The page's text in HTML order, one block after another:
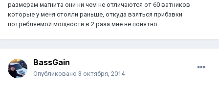
размерам магнита они ни чем не отличаются от 60 ватников
которые у меня стояли раньше, откуда взяться прибавки
потребляемой мощности в 2 раза мне не понятно...
BassGain
Опубликовано 3 октября, 2014